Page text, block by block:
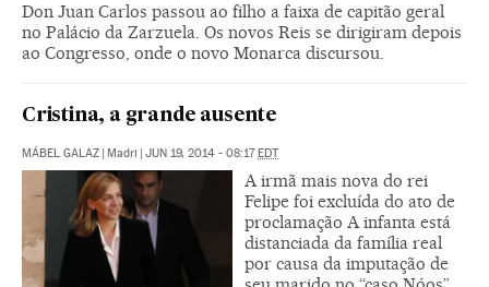
Don Juan Carlos passou ao filho a faixa de capitão geral
no Palácio da Zarzuela. Os novos Reis se dirigiram depois
ao Congresso, onde o novo Monarca discursou.
Cristina, a grande ausente
MÁBEL GALAZ | Madri | JUN 19, 2014 - 08:17EDT
A irmã mais nova do rei
Felipe foi excluída do ato de
proclamação A infanta está
distanciada da família real
por causa da imputação de